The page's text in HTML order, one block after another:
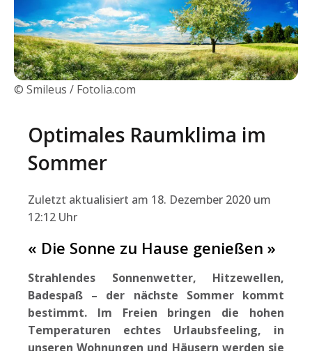
© Smileus / Fotolia.com
Optimales Raumklima im
Sommer
Zuletzt aktualisiert am 18. Dezember 2020 um
12:12 Uhr
« Die Sonne zu Hause genießen »
Strahlendes Sonnenwetter, Hitzewellen,
Badespaß – der nächste Sommer kommt
bestimmt. Im Freien bringen die hohen
Temperaturen echtes Urlaubsfeeling, in
unseren Wohnungen und Häusern werden sie